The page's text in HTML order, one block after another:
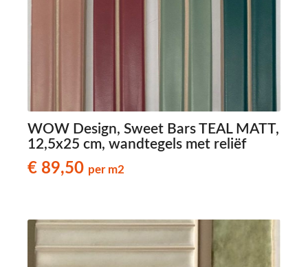
WOW Design, Sweet Bars TEAL MATT,
12,5x25 cm, wandtegels met reliëf
€ 89,50 per m2